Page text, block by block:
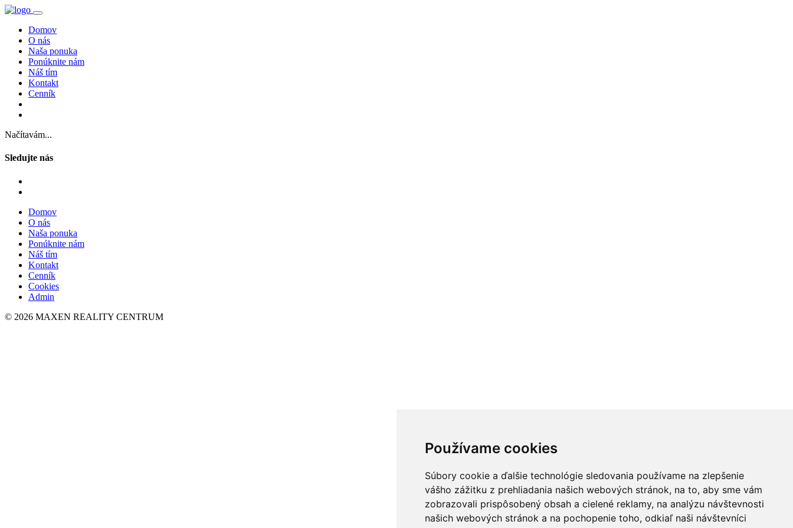
Používame cookies
Súbory cookie a ďalšie technológie sledovania používame na zlepšenie
vášho zážitku z prehliadania našich webových stránok, na to, aby sme vám
zobrazovali prispôsobený obsah a cielené reklamy, na analýzu návštevnosti
našich webových stránok a na pochopenie toho, odkiaľ naši návštevníci
Domov
O nás
Naša ponuka
Ponúknite nám
Náš tím
Kontakt
Cenník
Načítavám...
Sledujte nás
Domov
O nás
Naša ponuka
Ponúknite nám
Náš tím
Kontakt
Cenník
Cookies
Admin
© 2026 MAXEN REALITY CENTRUM